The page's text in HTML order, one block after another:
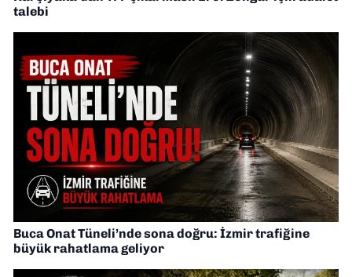
talebi
Buca Onat Tüneli’nde sona doğru: İzmir trafiğine
büyük rahatlama geliyor